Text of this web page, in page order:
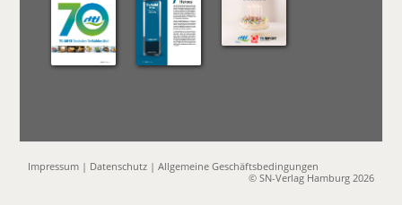
Impressum | Datenschutz |Allgemeine Geschäftsbedingungen
© SN-Verlag Hamburg 2026